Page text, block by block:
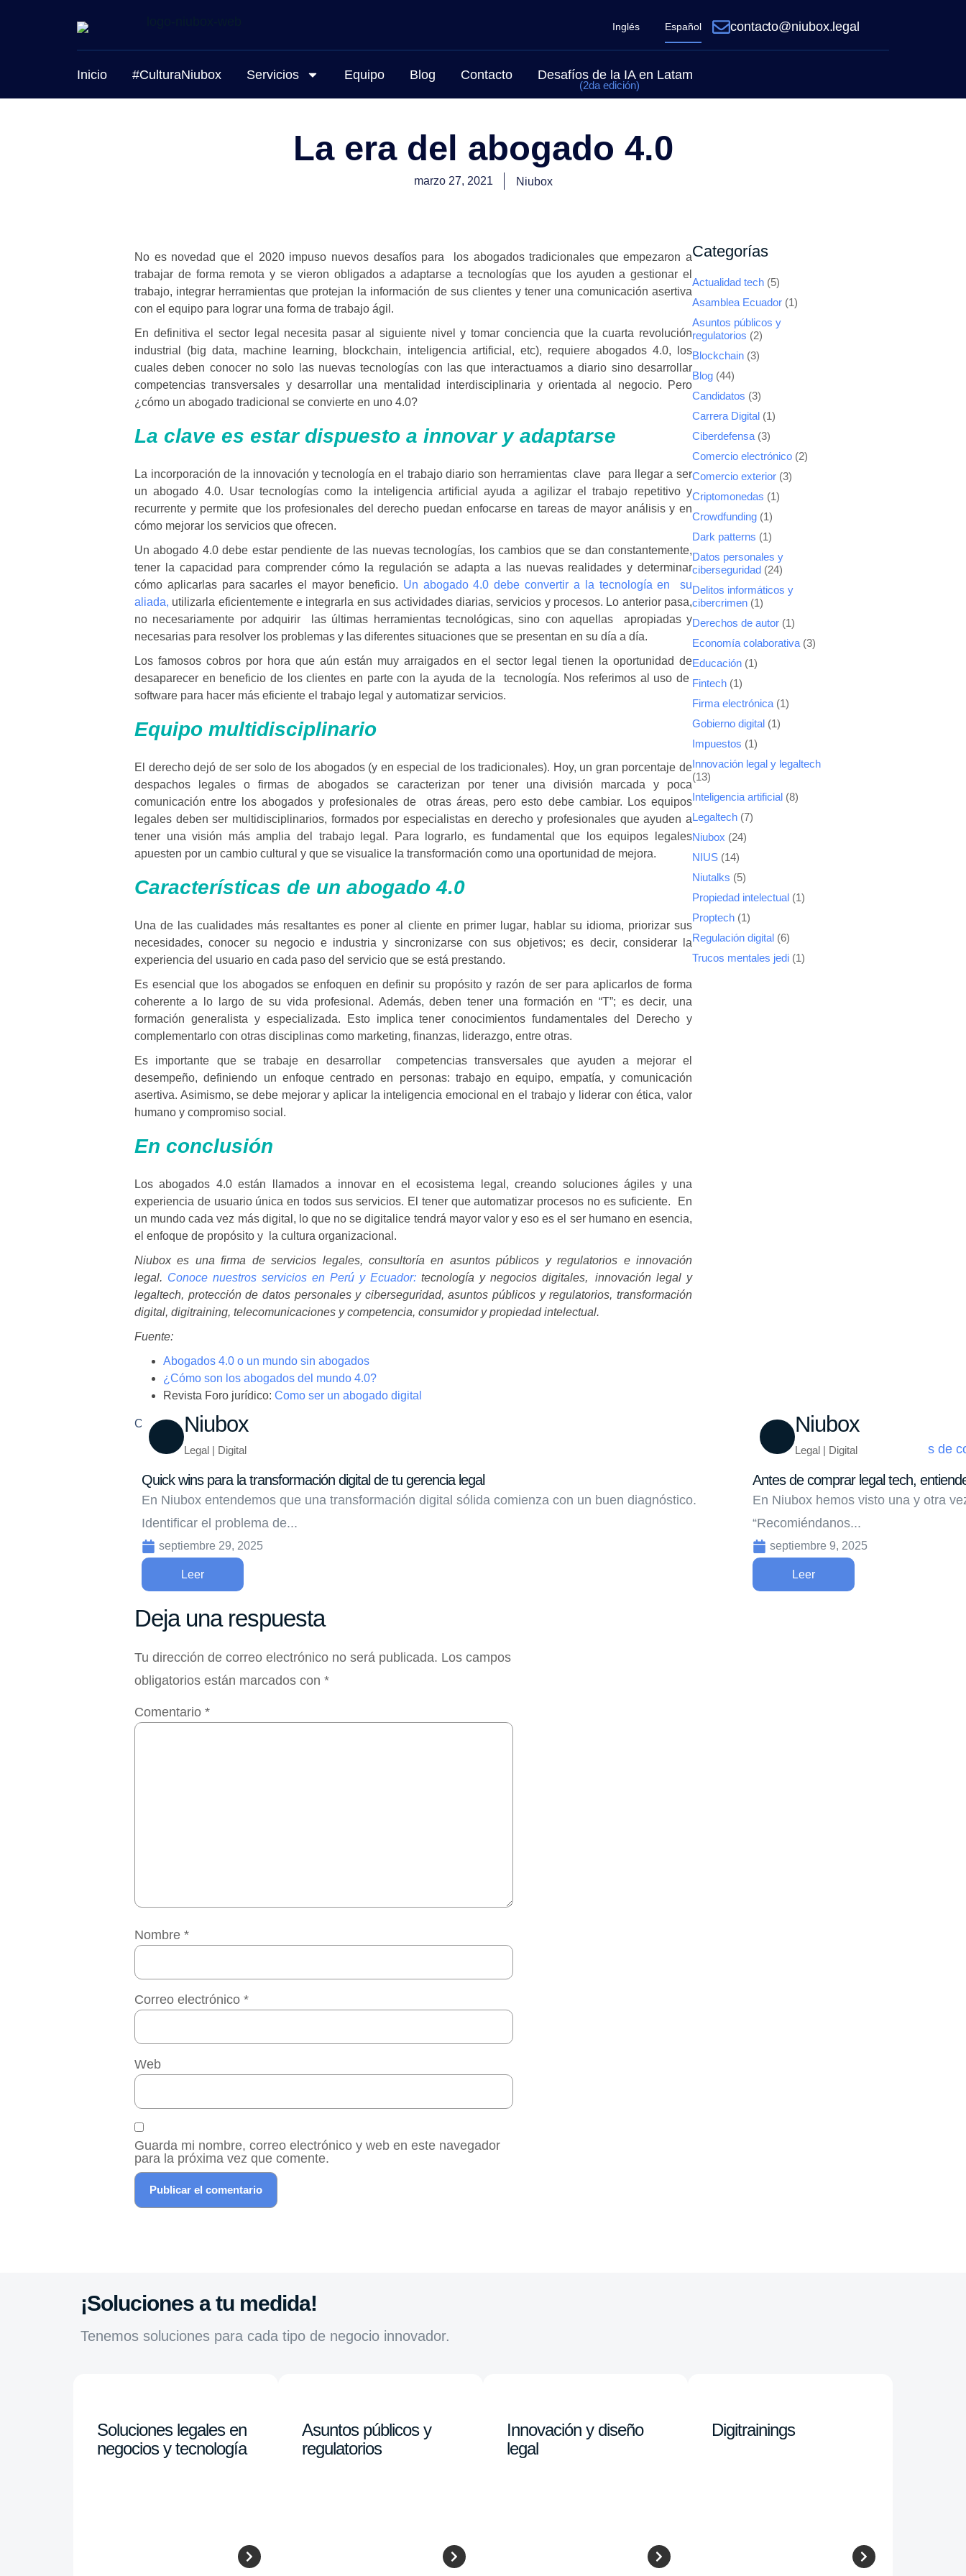
contacto@niubox.legal
Inglés Español
Inicio #CulturaNiubox Servicios Equipo Blog Contacto Desafíos de la IA en Latam
(2da edición)
La era del abogado 4.0
marzo 27, 2021 Niubox
No es novedad que el 2020 impuso nuevos desafíos para los abogados tradicionales que empezaron a
trabajar de forma remota y se vieron obligados a adaptarse a tecnologías que los ayuden a gestionar el
trabajo, integrar herramientas que protejan la información de sus clientes y tener una comunicación asertiva
con el equipo para lograr una forma de trabajo ágil.
En definitiva el sector legal necesita pasar al siguiente nivel y tomar conciencia que la cuarta revolución
industrial (big data, machine learning, blockchain, inteligencia artificial, etc), requiere abogados 4.0, los
cuales deben conocer no solo las nuevas tecnologías con las que interactuamos a diario sino desarrollar
competencias transversales y desarrollar una mentalidad interdisciplinaria y orientada al negocio. Pero
¿cómo un abogado tradicional se convierte en uno 4.0?
La clave es estar dispuesto a innovar y adaptarse
La incorporación de la innovación y tecnología en el trabajo diario son herramientas clave para llegar a ser
un abogado 4.0. Usar tecnologías como la inteligencia artificial ayuda a agilizar el trabajo repetitivo y
recurrente y permite que los profesionales del derecho puedan enfocarse en tareas de mayor análisis y en
cómo mejorar los servicios que ofrecen.
Un abogado 4.0 debe estar pendiente de las nuevas tecnologías, los cambios que se dan constantemente,
tener la capacidad para comprender cómo la regulación se adapta a las nuevas realidades y determinar
cómo aplicarlas para sacarles el mayor beneficio. Un abogado 4.0 debe convertir a la tecnología en su
aliada, utilizarla eficientemente e integrarla en sus actividades diarias, servicios y procesos. Lo anterior pasa,
no necesariamente por adquirir las últimas herramientas tecnológicas, sino con aquellas apropiadas y
necesarias para resolver los problemas y las diferentes situaciones que se presentan en su día a día.
Los famosos cobros por hora que aún están muy arraigados en el sector legal tienen la oportunidad de
desaparecer en beneficio de los clientes en parte con la ayuda de la tecnología. Nos referimos al uso de
software para hacer más eficiente el trabajo legal y automatizar servicios.
Equipo multidisciplinario
El derecho dejó de ser solo de los abogados (y en especial de los tradicionales). Hoy, un gran porcentaje de
despachos legales o firmas de abogados se caracterizan por tener una división marcada y poca
comunicación entre los abogados y profesionales de otras áreas, pero esto debe cambiar. Los equipos
legales deben ser multidisciplinarios, formados por especialistas en derecho y profesionales que ayuden a
tener una visión más amplia del trabajo legal. Para lograrlo, es fundamental que los equipos legales
apuesten por un cambio cultural y que se visualice la transformación como una oportunidad de mejora.
Características de un abogado 4.0
Una de las cualidades más resaltantes es poner al cliente en primer lugar, hablar su idioma, priorizar sus
necesidades, conocer su negocio e industria y sincronizarse con sus objetivos; es decir, considerar la
experiencia del usuario en cada paso del servicio que se está prestando.
Es esencial que los abogados se enfoquen en definir su propósito y razón de ser para aplicarlos de forma
coherente a lo largo de su vida profesional. Además, deben tener unaformación en “T”; es decir, una
formación generalista y especializada. Esto implica tener conocimientos fundamentales del Derecho y
complementarlo con otras disciplinas como marketing, finanzas, liderazgo, entre otras.
Es importante que se trabaje endesarrollar competencias transversales que ayuden a mejorar el
desempeño, definiendo un enfoque centrado en personas: trabajo en equipo, empatía, y comunicación
asertiva. Asimismo, se debe mejorar y aplicar la inteligencia emocional en el trabajo y liderar con ética, valor
humano y compromiso social.
En conclusión
Los abogados 4.0 están llamados a innovar en el ecosistema legal, creando soluciones ágiles y una
experiencia de usuario única en todos sus servicios. El tener que automatizar procesos no es suficiente. En
un mundo cada vez más digital, lo que no se digitalice tendrá mayor valor y eso es el ser humano en esencia,
el enfoque de propósito y la cultura organizacional.
Niubox es una firma de servicios legales, consultoría en asuntos públicos y regulatorios e innovación
legal. Conoce nuestros servicios en Perú y Ecuador: tecnología y negocios digitales, innovación legal y
legaltech, protección de datos personales y ciberseguridad, asuntos públicos y regulatorios, transformación
digital, digitraining, telecomunicaciones y competencia, consumidor y propiedad intelectual.
Fuente:
Abogados 4.0 o un mundo sin abogados
¿Cómo son los abogados del mundo 4.0?
Revista Foro jurídico: Como ser un abogado digital
Categorías
Actualidad tech (5)
Asamblea Ecuador (1)
Asuntos públicos y
regulatorios (2)
Blockchain (3)
Blog (44)
Candidatos (3)
Carrera Digital (1)
Ciberdefensa (3)
Comercio electrónico (2)
Comercio exterior (3)
Criptomonedas (1)
Crowdfunding (1)
Dark patterns (1)
Datos personales y
ciberseguridad (24)
Delitos informáticos y
cibercrimen (1)
Derechos de autor (1)
Economía colaborativa (3)
Educación (1)
Fintech (1)
Firma electrónica (1)
Gobierno digital (1)
Impuestos (1)
Innovación legal y legaltech
(13)
Inteligencia artificial (8)
Legaltech (7)
Niubox (24)
NIUS (14)
Niutalks (5)
Propiedad intelectual (1)
Proptech (1)
Regulación digital (6)
Trucos mentales jedi (1)
Compartir Niubox
Legal | Digital
Quick wins para la transformación digital de tu gerencia legal
En Niubox entendemos que una transformación digital sólida comienza con un buen diagnóstico.
Identificar el problema de...
septiembre 29, 2025
Leer
Niubox
Legal | Digital
Antes de comprar legal tech,
En Niubox hemos visto una y otra
“Recomiéndanos...
septiembre 9, 2025
Leer
Deja una respuesta
Tu dirección de correo electrónico no será publicada. Los campos
obligatorios están marcados con *
Comentario *
Nombre *
Correo electrónico *
Web
Guarda mi nombre, correo electrónico y web en este navegador
para la próxima vez que comente.
¡Soluciones a tu medida!
Tenemos soluciones para cada tipo de negocio innovador.
Soluciones legales en
negocios y tecnología
Asuntos públicos y
regulatorios
Innovación y diseño
legal
Digitrainings